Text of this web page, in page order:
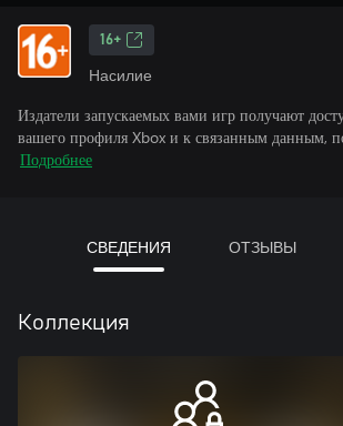
16+
Насилие
Издатели запускаемых вами игр получают
вашего профиля Xbox и к связанным данным,
Подробнее
СВЕДЕНИЯ ОТЗЫВЫ
Коллекция